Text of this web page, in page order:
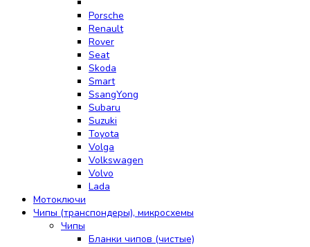
Porsche
Renault
Rover
Seat
Skoda
Smart
SsangYong
Subaru
Suzuki
Toyota
Volga
Volkswagen
Volvo
Lada
Мотоключи
Чипы (транспондеры), микросхемы
Чипы
Бланки чипов (чистые)